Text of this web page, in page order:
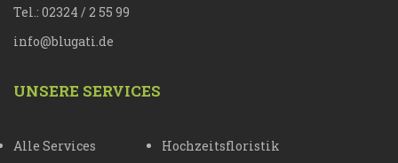
Tel.: 02324 / 2 55 99
info@blugati.de
UNSERE SERVICES
Alle Services
Hochzeitsfloristik